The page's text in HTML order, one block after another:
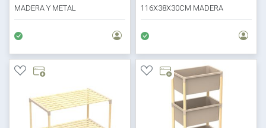
MADERA Y METAL
116X38X30CM MADERA